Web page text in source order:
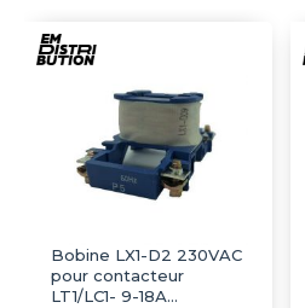
Bobine LX1-D2 230VAC
pour contacteur
LT1/LC1- 9-18А